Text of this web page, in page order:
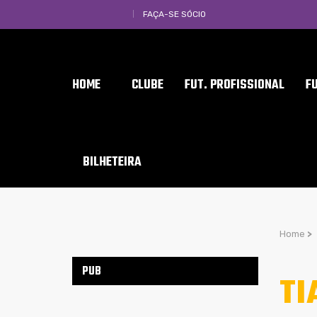
FAÇA-SE SÓCIO
HOME CLUBE FUT. PROFISSIONAL
BILHETEIRA
Home >
PUB